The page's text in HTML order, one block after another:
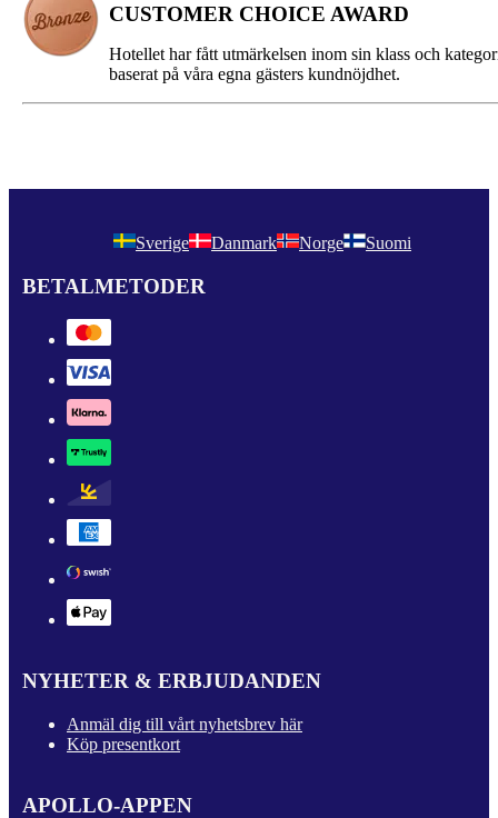
CUSTOMER CHOICE AWARD
Hotellet har fått utmärkelsen inom sin klass och
baserat på våra egna gästers kundnöjdhet.
Sverige Danmark Norge Suomi
BETALMETODER
NYHETER & ERBJUDANDEN
Anmäl dig till vårt nyhetsbrev här
Köp presentkort
APOLLO-APPEN